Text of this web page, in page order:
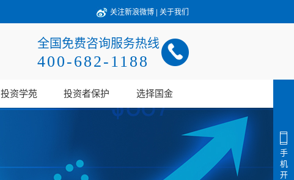
关注新浪微博 | 关于我们
全国免费咨询服务热线
400-682-1188
投资学苑 投资者保护 选择国金
手
机
开